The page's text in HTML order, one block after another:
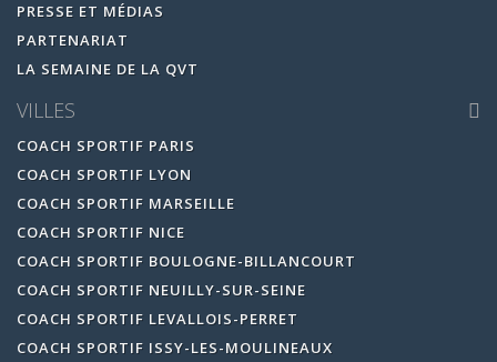
PRESSE ET MÉDIAS
PARTENARIAT
LA SEMAINE DE LA QVT
VILLES
COACH SPORTIF PARIS
COACH SPORTIF LYON
COACH SPORTIF MARSEILLE
COACH SPORTIF NICE
COACH SPORTIF BOULOGNE-BILLANCOURT
COACH SPORTIF NEUILLY-SUR-SEINE
COACH SPORTIF LEVALLOIS-PERRET
COACH SPORTIF ISSY-LES-MOULINEAUX